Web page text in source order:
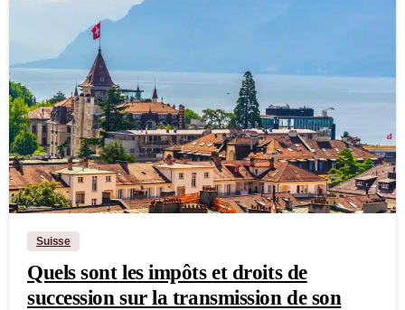
-
Suisse
Quels sont les impôts et droits de
succession sur la transmission de son